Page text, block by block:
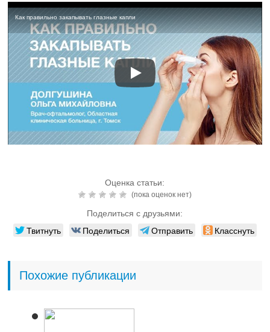
Как правильно закапывать глазные капли
Оценка статьи:
(пока оценок нет)
Поделиться с друзьями:
Твитнуть Поделиться Отправить Класснуть
Похожие публикации